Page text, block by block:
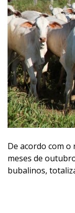
De acordo com o
meses de
bubalinos,